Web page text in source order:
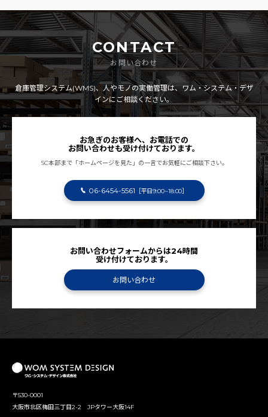
CONTACT
お問い合わせ
倉庫管理システム(WMS)、人やモノの実働管理は、ワム・システム・デザ
インにご相談ください。
お急ぎのお客様へ、お電話での
お問い合わせも受け付けております。
SC本部まで「ホームページを見た」の一言でお気軽にご相談下さい。
06-6454-5561 ［平日9:00~18:00］
お問い合わせフォームからは24時間
受け付けております。
お問い合わせ
〒530-0001
大阪市北区梅田三丁目2-2 JPタワー大阪14F